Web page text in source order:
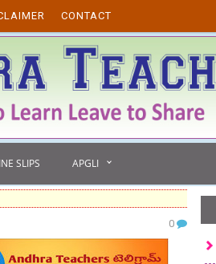
CONTACT
SLIPS APGLI
0